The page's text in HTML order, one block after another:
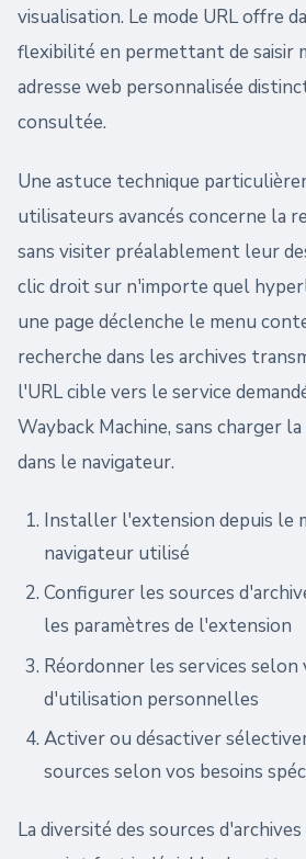
visualisation. Le mode URL offre
flexibilité en permettant de saisir
adresse web personnalisée
consultée.
Une astuce technique
utilisateurs avancés concerne la
sans visiter préalablement leur
clic droit sur n'importe quel
une page déclenche le menu
recherche dans les archives
l'URL cible vers le service
Wayback Machine, sans charger
dans le navigateur.
Installer l'extension depuis le
navigateur utilisé
Configurer les sources
les paramètres de l'extension
Réordonner les services selon
d'utilisation personnelles
Activer ou désactiver
sources selon vos besoins
La diversité des sources